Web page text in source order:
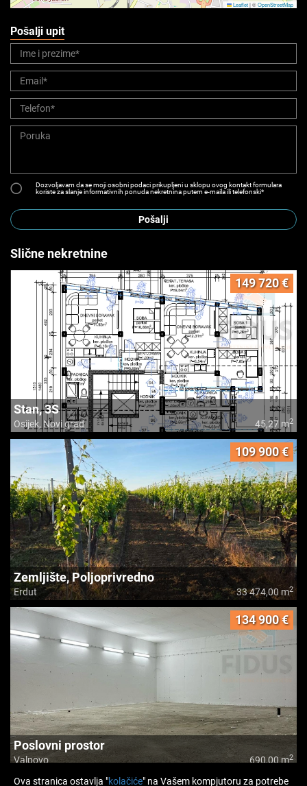
Leaflet|©OpenStreetMap
Pošalji upit
Dozvoljavam da se moji osobni podaci prikupljeni u sklopu ovog kontakt formulara
koriste za slanje informativnih ponuda nekretnina putem e-maila ili telefonski*
Pošalji
Slične nekretnine
149 720 €
Stan, 3S
Osijek, Novi grad 45,27 m2
109 900 €
Zemljište, Poljoprivredno
Erdut 33 474,00 m2
134 900 €
Poslovni prostor
Valpovo 690,00 m2
Ova stranica ostavlja "kolačiće" na Vašem kompjutoru za potrebe